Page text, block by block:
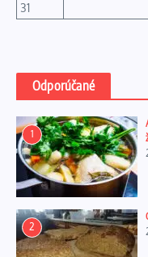
31
Odporúčané
1
2